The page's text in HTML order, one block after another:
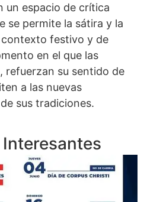
un espacio de crítica
se permite la sátira y la
festivo y de
en el que las
refuerzan su sentido de
a las nuevas
sus tradiciones.